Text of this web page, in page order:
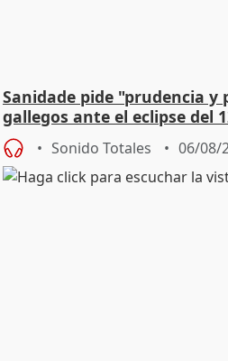
Sanidade pide "prudencia y
gallegos ante el eclipse del
Sonido Totales 06/08/